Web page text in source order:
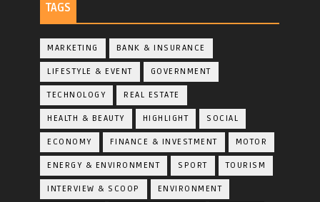
TAGS
MARKETING BANK & INSURANCE
LIFESTYLE & EVENT GOVERNMENT
TECHNOLOGY REAL ESTATE
HEALTH & BEAUTY HIGHLIGHT SOCIAL
ECONOMY FINANCE & INVESTMENT MOTOR
ENERGY & ENVIRONMENT SPORT TOURISM
INTERVIEW & SCOOP ENVIRONMENT